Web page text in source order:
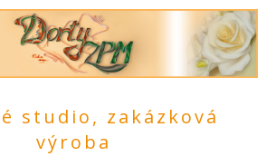
studio, zakázková
výroba